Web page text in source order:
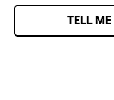
TELL ME